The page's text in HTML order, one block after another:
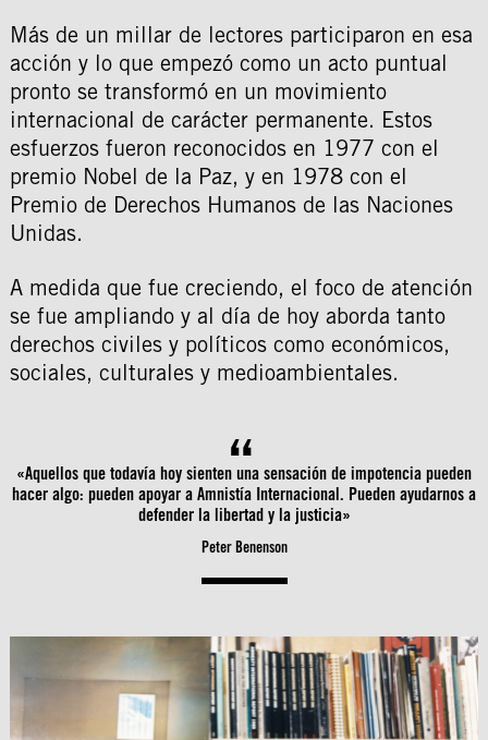
Más de un millar de lectores participaron en esa
acción y lo que empezó como un acto puntual
pronto se transformó en un movimiento
internacional de carácter permanente. Estos
esfuerzos fueron reconocidos en 1977 con el
premio Nobel de la Paz, y en 1978 con el
Premio de Derechos Humanos de las Naciones
Unidas.
A medida que fue creciendo, el foco de atención
se fue ampliando y al día de hoy aborda tanto
derechos civiles y políticos como económicos,
sociales, culturales y medioambientales.
«Aquellos que todavía hoy sienten una sensación de impotencia pueden
hacer algo: pueden apoyar a Amnistía Internacional. Pueden ayudarnos a
defender la libertad y la justicia»
Peter Benenson